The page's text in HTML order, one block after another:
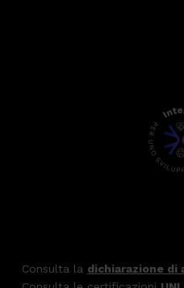
Consulta la dichiarazione di